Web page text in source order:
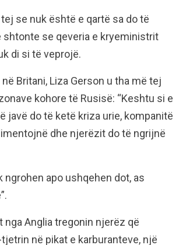
se nuk është e qartë sa do të
shtonte se qeveria e kryeministrit
di si të veprojë.
Britani, Liza Gerson u tha më tej
kohore të Rusisë: “Keshtu si e
javë do të ketë kriza urie, kompanitë
dhe njerëzit do të ngrijnë
ngrohen apo ushqehen dot, as
nga Anglia tregonin njerëz që
në pikat e karburanteve, një